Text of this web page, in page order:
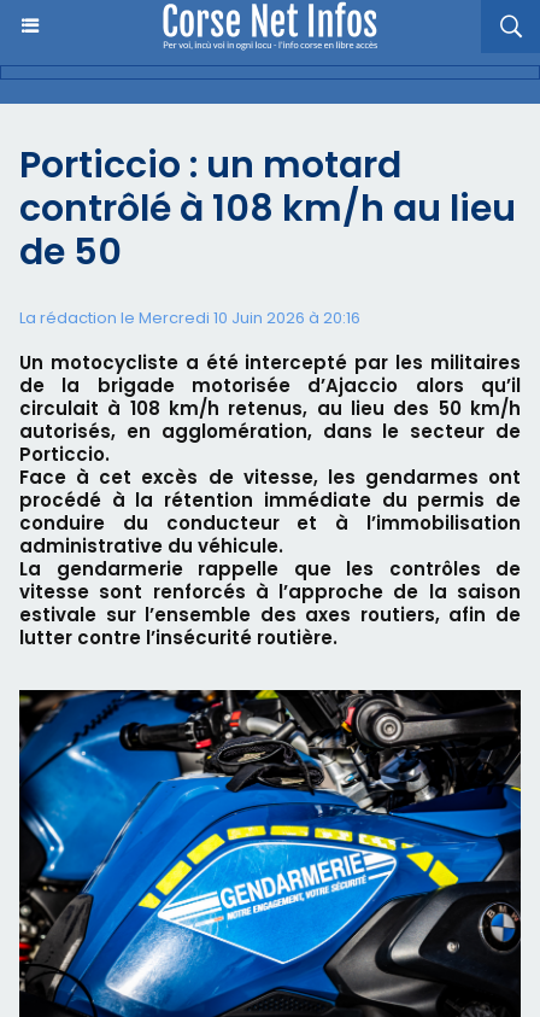
Porticcio : un motard
contrôlé à 108 km/h au lieu
de 50
La rédaction le Mercredi 10 Juin 2026 à 20:16
Un motocycliste a été intercepté par les militaires
de la brigade motorisée d’Ajaccio alors qu’il
circulait à 108 km/h retenus, au lieu des 50 km/h
autorisés, en agglomération, dans le secteur de
Porticcio.
Face à cet excès de vitesse, les gendarmes ont
procédé à la rétention immédiate du permis de
conduire du conducteur et à l’immobilisation
administrative du véhicule.
La gendarmerie rappelle que les contrôles de
vitesse sont renforcés à l’approche de la saison
estivale sur l’ensemble des axes routiers, afin de
lutter contre l’insécurité routière.